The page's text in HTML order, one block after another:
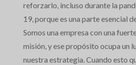
reforzarlo, incluso durante la
19, porque es una parte esencial
Somos una empresa con una
misión, y ese propósito ocupa un
nuestra estrategia. Cuando esto